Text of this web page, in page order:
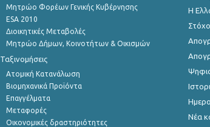
Μητρώο Φορέων Γενικής Κυβέρνησης
ESA 2010
Διοικητικές Μεταβολές
Μητρώο Δήμων, Κοινοτήτων & Οικισμών
Ταξινομήσεις
Ατομική Κατανάλωση
Βιομηχανικά Προϊόντα
Επαγγέλματα
Μεταφορές
Οικονομικές δραστηριότητες
Η
Νέα